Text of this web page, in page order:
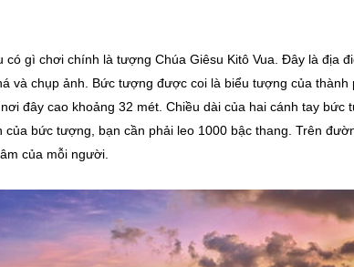
gì chơi chính là tượng Chúa Giêsu Kitô Vua. Đây là địa
và chụp ảnh. Bức tượng được coi là biểu tượng của thành
đây cao khoảng 32 mét. Chiều dài của hai cánh tay bức
bức tượng, bạn cần phải leo 1000 bậc thang. Trên
của mỗi người.